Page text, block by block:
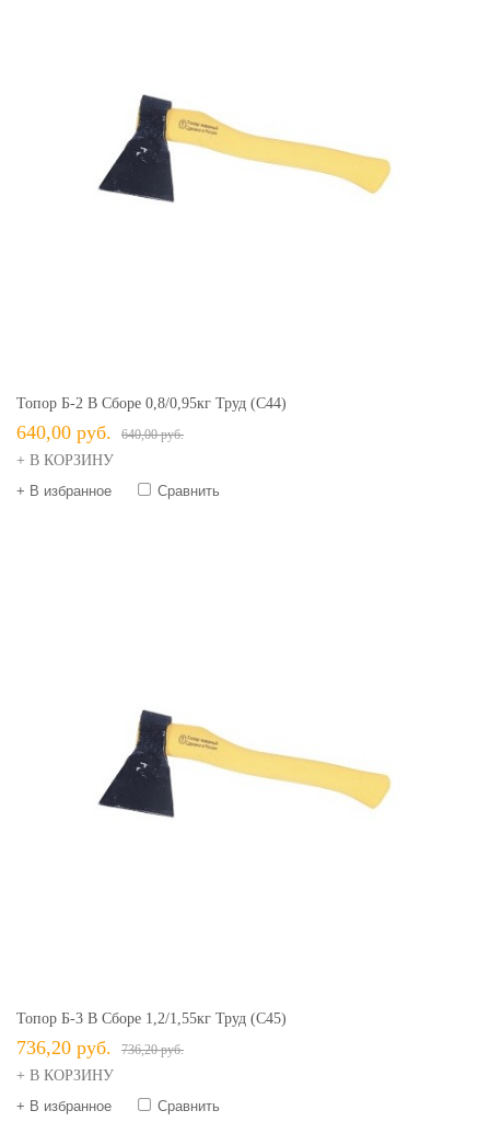
Топор Б-2 В Сборе 0,8/0,95кг Труд (С44)
640,00 руб. 640,00 руб.
+ В КОРЗИНУ
+ В избранное
Сравнить
Топор Б-3 В Сборе 1,2/1,55кг Труд (С45)
736,20 руб. 736,20 руб.
+ В КОРЗИНУ
+ В избранное
Сравнить